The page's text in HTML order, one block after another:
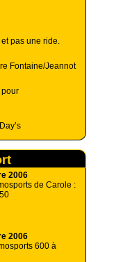
pas une ride.
Fontaine/Jeannot
pour
2006
de Carole :
2006
600 à